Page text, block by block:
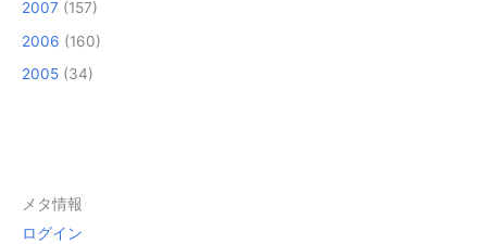
2007 (157)
2006 (160)
2005 (34)
メタ情報
ログイン